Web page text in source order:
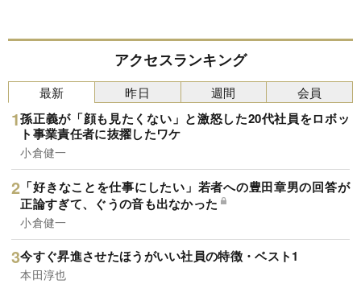
アクセスランキング
最新
孫正義が「顔も見たくない」と激怒した20代社員をロボッ
ト事業責任者に抜擢したワケ
小倉健一
「好きなことを仕事にしたい」若者への豊田章男の回答が
正論すぎて、ぐうの音も出なかった
小倉健一
今すぐ昇進させたほうがいい社員の特徴・ベスト1
本田淳也
昨日 週間 会員